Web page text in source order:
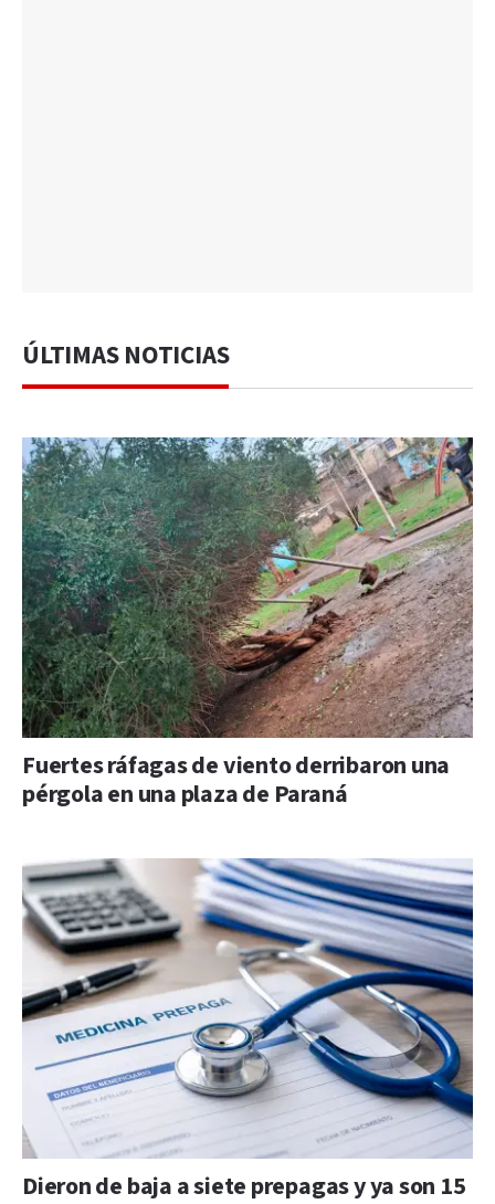
ÚLTIMAS NOTICIAS
Fuertes ráfagas de viento derribaron una
pérgola en una plaza de Paraná
Dieron de baja a siete prepagas y ya son 15